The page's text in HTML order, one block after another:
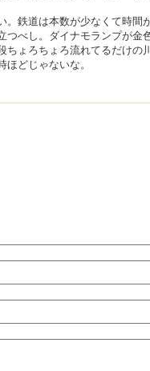
鉄道は本数が少なくて時間
べし。ダイナモランプが金
ょろちょろ流れてるだけの
どじゃないな。